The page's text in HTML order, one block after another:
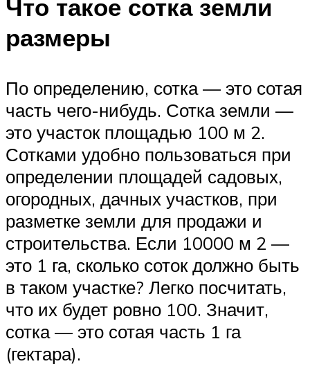
Что такое сотка земли
размеры
По определению, сотка — это сотая
часть чего-нибудь. Сотка земли —
это участок площадью 100 м 2.
Сотками удобно пользоваться при
определении площадей садовых,
огородных, дачных участков, при
разметке земли для продажи и
строительства. Если 10000 м 2 —
это 1 га, сколько соток должно быть
в таком участке? Легко посчитать,
что их будет ровно 100. Значит,
сотка — это сотая часть 1 га
(гектара).